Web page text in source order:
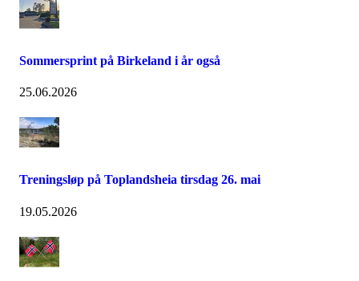
Sommersprint på Birkeland i år også
25.06.2026
Treningsløp på Toplandsheia tirsdag 26. mai
19.05.2026